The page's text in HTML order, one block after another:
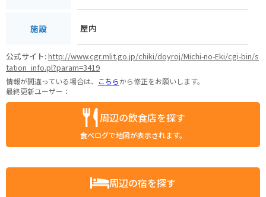
施設 屋内
公式サイト:http://www.cgr.mlit.go.jp/chiki/doyroj/Michi-no-Eki/cgi-bin/s
tation_info.pl?param=3419
情報が間違っている場合は、 こちらから修正をお願いします。
最終更新ユーザー：
周辺の飲食店を探す
食べログで地図が表示されます。
周辺の宿を探す